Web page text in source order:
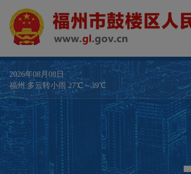
2026年08月08日
福州 多云转小雨 27℃～39℃